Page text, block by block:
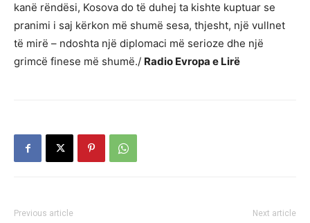
kanë rëndësi, Kosova do të duhej ta kishte kuptuar se
pranimi i saj kërkon më shumë sesa, thjesht, një vullnet
të mirë – ndoshta një diplomaci më serioze dhe një
grimcë finese më shumë./ Radio Evropa e Lirë
Previous article Next article